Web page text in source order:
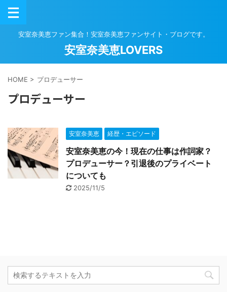
安室奈美恵ファン集合！安室奈美恵ファンサイト・ブログです。
安室奈美恵LOVERS
HOME > プロデューサー
プロデューサー
安室奈美恵 経歴・エピソード
安室奈美恵の今！現在の仕事は作詞家？
プロデューサー？引退後のプライベート
についても
2025/11/5